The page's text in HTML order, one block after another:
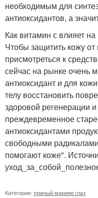
необходимым для
антиоксидантов, а
Как витамин с влияет на
Чтобы защитить кожу от
присмотреться к
сейчас на рынке очень
антиоксидант и для
телу восстановить
здоровой регенерации
преждевременное
антиоксидантами
свободными
помогают коже".
Категории: темный макияж глаз